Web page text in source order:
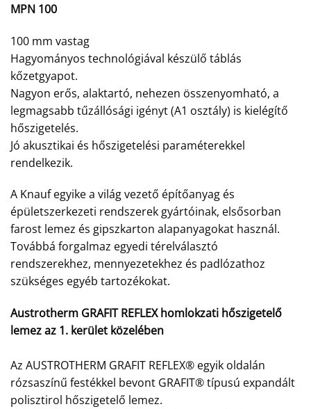
MPN 100
100 mm vastag
Hagyományos technológiával készülő táblás
kőzetgyapot.
Nagyon erős, alaktartó, nehezen összenyomható, a
legmagsabb tűzállósági igényt (A1 osztály) is kielégítő
hőszigetelés.
Jó akusztikai és hőszigetelési paraméterekkel
rendelkezik.
A Knauf egyike a világ vezető építőanyag és
épületszerkezeti rendszerek gyártóinak, elsősorban
farost lemez és gipszkarton alapanyagokat használ.
Továbbá forgalmaz egyedi térelválasztó
rendszerekhez, mennyezetekhez és padlózathoz
szükséges egyéb tartozékokat.
Austrotherm GRAFIT REFLEX homlokzati hőszigetelő
lemez az 1. kerület közelében
Az AUSTROTHERM GRAFIT REFLEX® egyik oldalán
rózsaszínű festékkel bevont GRAFIT® típusú expandált
polisztirol hőszigetelő lemez.